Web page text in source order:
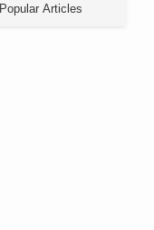
Popular Articles